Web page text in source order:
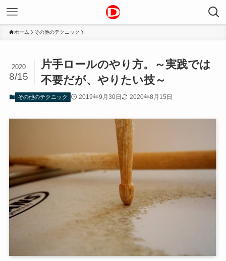
ホーム その他のテクニック
片手ロールのやり方。～実践では
不要だが、やりたい技～
2020
8/15
その他のテクニック 2019年9月30日 2020年8月15日